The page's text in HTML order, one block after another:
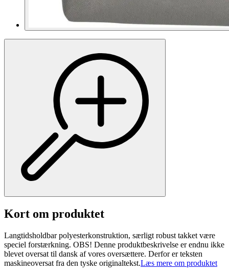
Kort om produktet
Langtidsholdbar polyesterkonstruktion, særligt robust takket være
speciel forstærkning. OBS! Denne produktbeskrivelse er endnu ikke
blevet oversat til dansk af vores oversættere. Derfor er teksten
maskineoversat fra den tyske originaltekst.Læs mere om produktet